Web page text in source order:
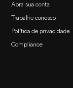
Abra sua conta
Trabalhe conosco
Política de privacidade
Compliance